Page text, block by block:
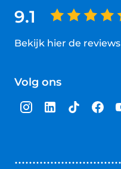
9.1
Bekijk hier de reviews
van
sterren
Volg ons